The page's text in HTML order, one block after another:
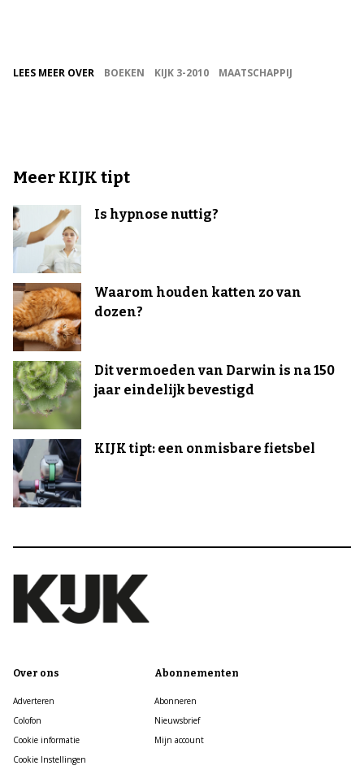
LEES MEER OVER BOEKEN KIJK 3-2010 MAATSCHAPPIJ
Meer KIJK tipt
Is hypnose nuttig?
Waarom houden katten zo van
dozen?
Dit vermoeden van Darwin is na 150
jaar eindelijk bevestigd
KIJK tipt: een onmisbare fietsbel
Over ons
Adverteren
Colofon
Cookie informatie
Cookie Instellingen
Abonnementen
Abonneren
Nieuwsbrief
Mijn account